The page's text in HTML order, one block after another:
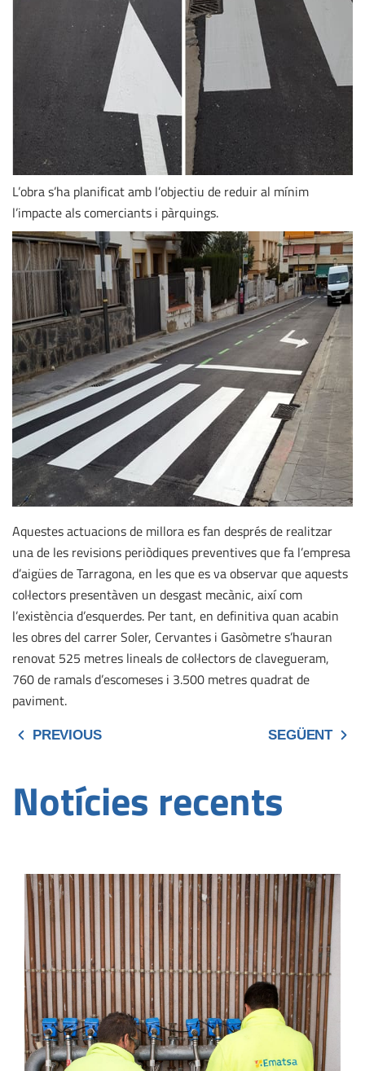
L’obra s’ha planificat amb l’objectiu de reduir al mínim
l’impacte als comerciants i pàrquings.
Aquestes actuacions de millora es fan després de realitzar
una de les revisions periòdiques preventives que fa l’empresa
d’aigües de Tarragona, en les que es va observar que aquests
col·lectors presentàven un desgast mecànic, així com
l’existència d’esquerdes. Per tant, en definitiva quan acabin
les obres del carrer Soler, Cervantes i Gasòmetre s’hauran
renovat 525 metres lineals de col·lectors de clavegueram,
760 de ramals d’escomeses i 3.500 metres quadrat de
paviment.
PREVIOUS SEGÜENT
Notícies recents